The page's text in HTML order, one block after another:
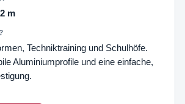
m
Techniktraining und Schulhöfe.
Aluminiumprofile und eine einfache,